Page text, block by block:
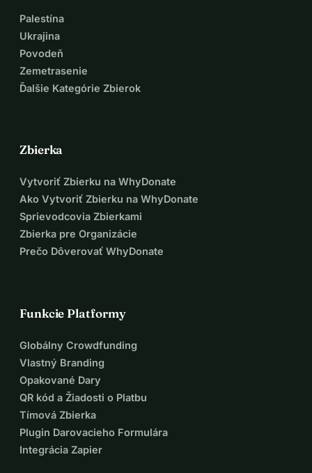
Palestína
Ukrajina
Povodeň
Zemetrasenie
Ďalšie Kategórie Zbierok
Zbierka
Vytvoriť Zbierku na WhyDonate
Ako Vytvoriť Zbierku na WhyDonate
Sprievodcovia Zbierkami
Zbierka pre Organizácie
Prečo Dôverovať WhyDonate
Funkcie Platformy
Globálny Crowdfunding
Vlastný Branding
Opakované Dary
QR kód a Žiadosti o Platbu
Tímová Zbierka
Plugin Darovacieho Formulára
Integrácia Zapier